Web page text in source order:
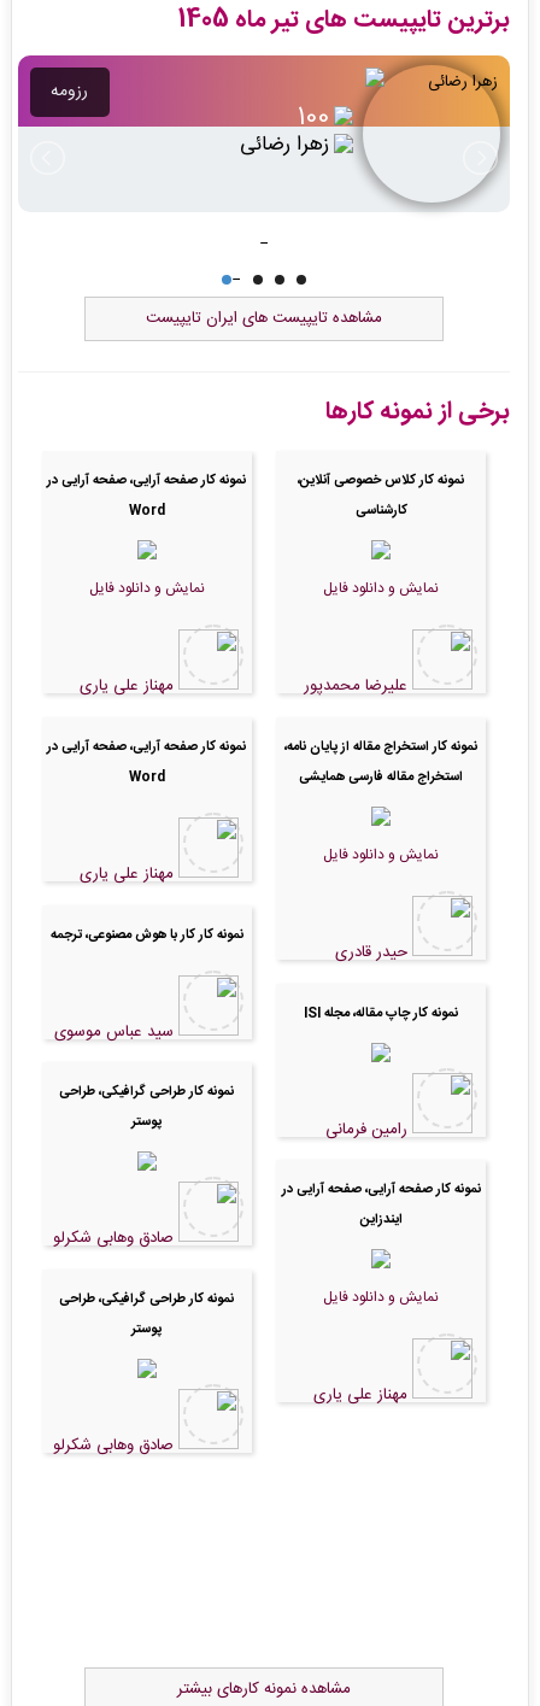
برترین تایپیست های تیر ماه 1405
رزومه
43
مریم عسکری
مشاهده تایپیست های ایران تایپیست
برخی از نمونه کارها
نمونه کار کلاس خصوصی آنلاین،
کارشناسی
نمایش و دانلود فایل
علیرضا محمدپور
نمونه کار استخراج مقاله از پایان نامه،
استخراج مقاله فارسی همایشی
نمایش و دانلود فایل
حیدر قادری
نمونه کار چاپ مقاله، مجله ISI
رامین فرمانی
نمونه کار صفحه آرایی، صفحه آرایی در
ایندزاین
نمایش و دانلود فایل
مهناز علی یاری
نمونه کار صفحه آرایی، صفحه آرایی در
Word
نمایش و دانلود فایل
مهناز علی یاری
نمونه کار صفحه آرایی، صفحه آرایی در
Word
مهناز علی یاری
نمونه کار کار با هوش مصنوعی، ترجمه
سید عباس موسوی
نمونه کار طراحی گرافیکی، طراحی
پوستر
صادق وهابی شکرلو
نمونه کار طراحی گرافیکی، طراحی
پوستر
صادق وهابی شکرلو
مشاهده نمونه کارهای بیشتر